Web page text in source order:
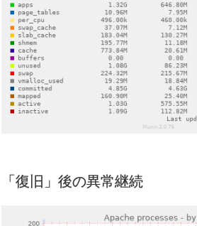
「復旧」後の異常継続